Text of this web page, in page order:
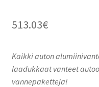
513.03€
Kaikki auton
laadukkaat vanteet
vannepaketteja!